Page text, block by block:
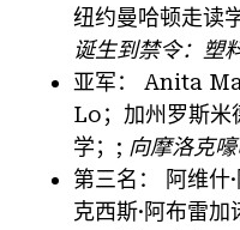
纽约曼哈顿走读
诞生到禁令：塑
亚军： Anita
Lo；加州罗斯米
学；; 向摩洛克
第三名：
阿维什
克西斯·阿布雷